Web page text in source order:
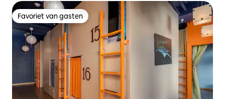
Favoriet van gasten
Favoriet van gasten